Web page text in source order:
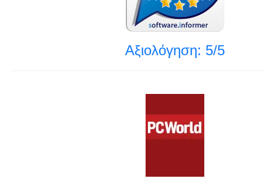
Αξιολόγηση: 5/5